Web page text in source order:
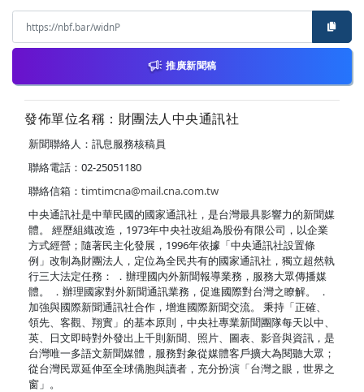
推廣新聞稿
發佈單位名稱：財團法人中央通訊社
新聞聯絡人：訊息服務核稿員
聯絡電話：02-25051180
聯絡信箱： timtimcna@mail.cna.com.tw
中央通訊社是中華民國的國家通訊社，是台灣最具影響力的新聞媒
體。 經歷組織改造，1973年中央社改組為股份有限公司，以企業
方式經營；隨著民主化發展，1996年依據「中央通訊社設置條
例」改制為財團法人，定位為全民共有的國家通訊社，獨立超然執
行三大法定任務： ．辦理國內外新聞報導業務，服務大眾傳播媒
體。 ．辦理國家對外新聞通訊業務，促進國際對台灣之瞭解。 ．
加強與國際新聞通訊社合作，增進國際新聞交流。 秉持「正確、
領先、客觀、翔實」的基本原則，中央社專業新聞團隊每天以中、
英、日文即時對外發出上千則新聞、照片、圖表、影音與資訊，是
台灣唯一多語文新聞媒體，服務對象從媒體客戶擴大為閱聽大眾；
從台灣民眾延伸至全球僑胞與讀者，充分扮演「台灣之眼，世界之
窗」。